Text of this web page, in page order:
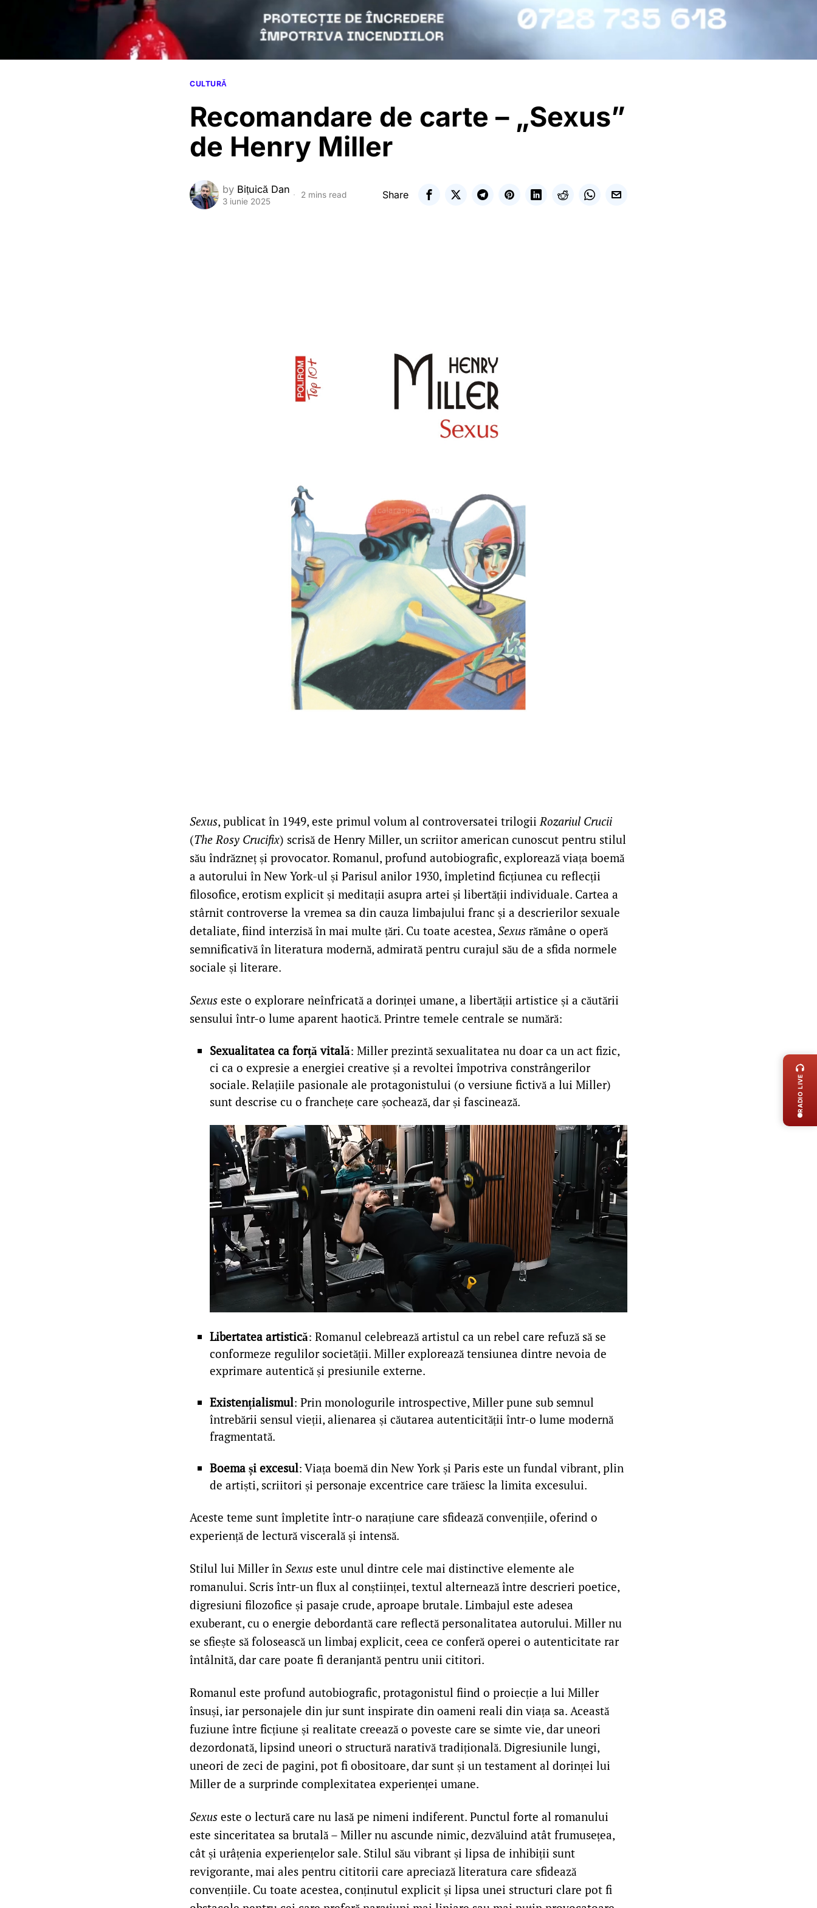
CULTURĂ
Recomandare de carte – „Sexus”
de Henry Miller
by Bițuică Dan
3 iunie 2025
2 mins read Share
Sexus, publicat în 1949, este primul volum al controversatei trilogiiRozariul Crucii
(The Rosy Crucifix) scrisă de Henry Miller, un scriitor american cunoscut pentru stilul
său îndrăzneț și provocator. Romanul, profund autobiografic, explorează viața boemă
a autorului în New York-ul și Parisul anilor 1930, împletind ficțiunea cu reflecții
filosofice, erotism explicit și meditații asupra artei și libertății individuale. Cartea a
stârnit controverse la vremea sa din cauza limbajului franc și a descrierilor sexuale
detaliate, fiind interzisă în mai multe țări. Cu toate acestea, Sexus rămâne o operă
semnificativă în literatura modernă, admirată pentru curajul său de a sfida normele
sociale și literare.
Sexus este o explorare neînfricată a dorinței umane, a libertății artistice și a căutării
sensului într-o lume aparent haotică. Printre temele centrale se numără:
Sexualitatea ca forță vitală: Miller prezintă sexualitatea nu doar ca un act fizic,
ci ca o expresie a energiei creative și a revoltei împotriva constrângerilor
sociale. Relațiile pasionale ale protagonistului (o versiune fictivă a lui Miller)
sunt descrise cu o franchețe care șochează, dar și fascinează.
Libertatea artistică: Romanul celebrează artistul ca un rebel care refuză să se
conformeze regulilor societății. Miller explorează tensiunea dintre nevoia de
exprimare autentică și presiunile externe.
Existențialismul: Prin monologurile introspective, Miller pune sub semnul
întrebării sensul vieții, alienarea și căutarea autenticității într-o lume modernă
fragmentată.
Boema și excesul: Viața boemă din New York și Paris este un fundal vibrant, plin
de artiști, scriitori și personaje excentrice care trăiesc la limita excesului.
Aceste teme sunt împletite într-o narațiune care sfidează convențiile, oferind o
experiență de lectură viscerală și intensă.
Stilul lui Miller în Sexus este unul dintre cele mai distinctive elemente ale
romanului. Scris într-un flux al conștiinței, textul alternează între descrieri poetice,
digresiuni filozofice și pasaje crude, aproape brutale. Limbajul este adesea
exuberant, cu o energie debordantă care reflectă personalitatea autorului. Miller nu
se sfiește să folosească un limbaj explicit, ceea ce conferă operei o autenticitate rar
întâlnită, dar care poate fi deranjantă pentru unii cititori.
Romanul este profund autobiografic, protagonistul fiind o proiecție a lui Miller
însuși, iar personajele din jur sunt inspirate din oameni reali din viața sa. Această
fuziune între ficțiune și realitate creează o poveste care se simte vie, dar uneori
dezordonată, lipsind uneori o structură narativă tradițională. Digresiunile lungi,
uneori de zeci de pagini, pot fi obositoare, dar sunt și un testament al dorinței lui
Miller de a surprinde complexitatea experienței umane.
Sexus este o lectură care nu lasă pe nimeni indiferent. Punctul forte al romanului
este sinceritatea sa brutală – Miller nu ascunde nimic, dezvăluind atât frumusețea,
cât și urâțenia experiențelor sale. Stilul său vibrant și lipsa de inhibiții sunt
revigorante, mai ales pentru cititorii care apreciază literatura care sfidează
convențiile. Cu toate acestea, conținutul explicit și lipsa unei structuri clare pot fi
RADIO LIVE